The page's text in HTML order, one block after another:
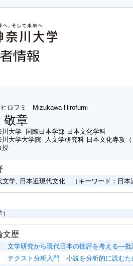
ロフミ Mizukawa Hirofumi
章
川大学 国際日本学部 日本文化学科
川大学大学院 人文学研究科 日本文化専攻
授
文学, 日本近現代文化 （キーワード：日
文歴
文学研究から現代日本の批評を考える—
テクスト分析入門 小説を分析的に読む